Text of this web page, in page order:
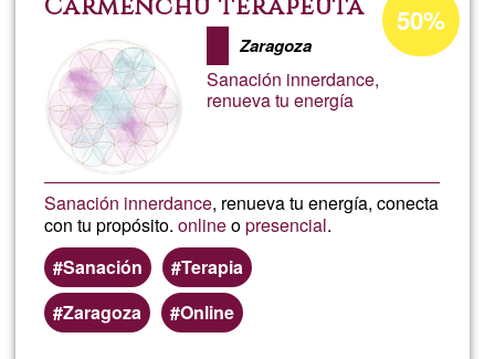
Carmenchu terapeuta
Zaragoza
Sanación innerdance,
renueva tu energía
Sanación innerdance, renueva tu energía, conecta
con tu propósito.onlineopresencial.
Sanación
Terapia
Zaragoza
Online
d'acceptació
de
50%